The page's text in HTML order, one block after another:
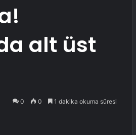
alt üst
0 0 1 dakika okuma süresi